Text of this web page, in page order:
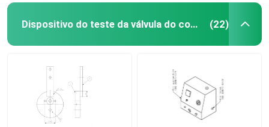
Dispositivo do teste da válvula do combustível (22)